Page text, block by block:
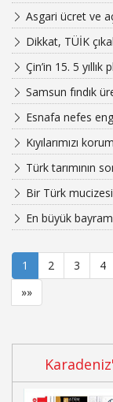
Asgari ücret ve
Dikkat, TÜİK
Çin’in 15. 5 yıllık
Samsun fındık
Esnafa nefes
Kıyılarımızı
Türk tarımının
Bir Türk
En büyük
1 2 3 4
»»